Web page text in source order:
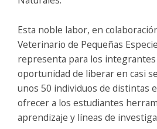
Esta noble labor, en
Veterinario de Pequeñas
representa para los
oportunidad de liberar en casi
unos 50 individuos de distintas
ofrecer a los estudiantes
aprendizaje y líneas de